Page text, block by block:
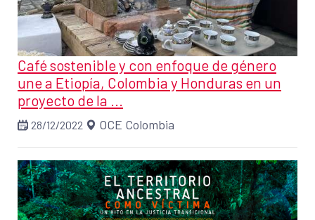
Café sostenible y con enfoque de género
une a Etiopía, Colombia y Honduras en un
proyecto de la ...
28/12/2022 OCE Colombia